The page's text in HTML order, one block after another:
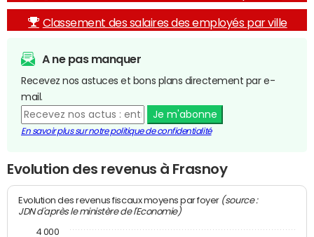
Classement des salaires des employés par ville
A ne pas manquer
Recevez nos astuces et bons plans directement par e-
mail.
Je m'abonne
En savoir plus sur notre politique de confidentialité
Evolution des revenus à Frasnoy
Evolution des revenus fiscaux moyens par foyer (source :
JDN d'après le ministère de l'Economie)
4 000